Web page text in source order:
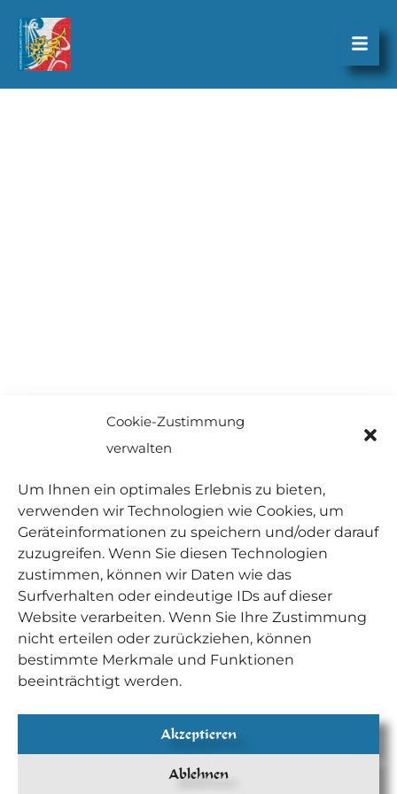
Cookie-Zustimmung
verwalten
Um Ihnen ein optimales Erlebnis zu bieten,
verwenden wir Technologien wie Cookies, um
Geräteinformationen zu speichern und/oder darauf
zuzugreifen. Wenn Sie diesen Technologien
zustimmen, können wir Daten wie das
Surfverhalten oder eindeutige IDs auf dieser
Website verarbeiten. Wenn Sie Ihre Zustimmung
nicht erteilen oder zurückziehen, können
bestimmte Merkmale und Funktionen
beeinträchtigt werden.
Akzeptieren
Ablehnen